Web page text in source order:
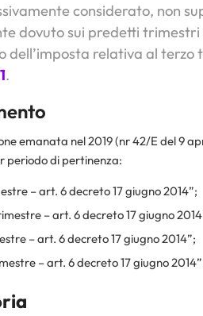
considerato, non
dovuto sui predetti
dell’imposta relativa al
.
emanata nel 2019 (nr 42/E del 9
periodo di pertinenza:
– art. 6 decreto 17 giugno 2014”;
– art. 6 decreto 17 giugno
– art. 6 decreto 17 giugno 2014”;
– art. 6 decreto 17 giugno